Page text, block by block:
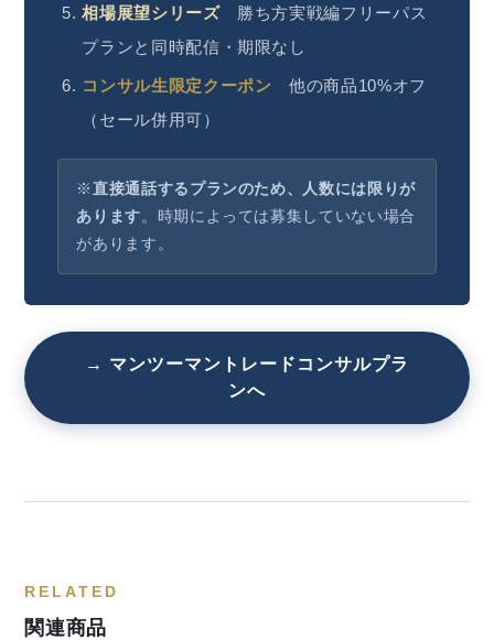
相場展望シリーズ勝ち方実戦編フリーパス
プランと同時配信・期限なし
コンサル生限定クーポン 他の商品10%オフ
（セール併用可）
※直接通話するプランのため、人数には限りが
あります。時期によっては募集していない場合
があります。
→ マンツーマントレードコンサルプラ
ンへ
RELATED
関連商品